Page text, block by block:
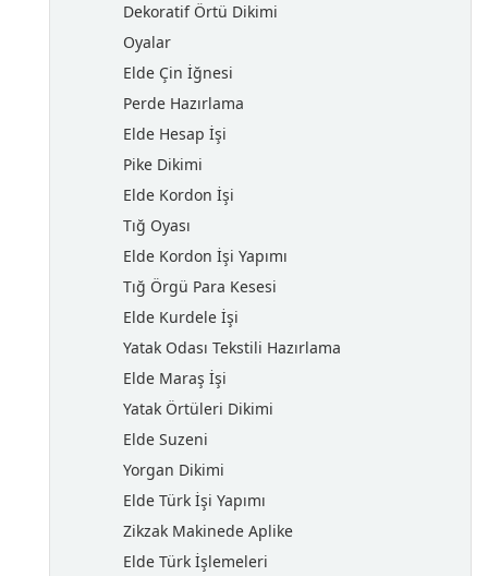
Dekoratif Örtü Dikimi
Oyalar
Elde Çin İğnesi
Perde Hazırlama
Elde Hesap İşi
Pike Dikimi
Elde Kordon İşi
Tığ Oyası
Elde Kordon İşi Yapımı
Tığ Örgü Para Kesesi
Elde Kurdele İşi
Yatak Odası Tekstili Hazırlama
Elde Maraş İşi
Yatak Örtüleri Dikimi
Elde Suzeni
Yorgan Dikimi
Elde Türk İşi Yapımı
Zikzak Makinede Aplike
Elde Türk İşlemeleri